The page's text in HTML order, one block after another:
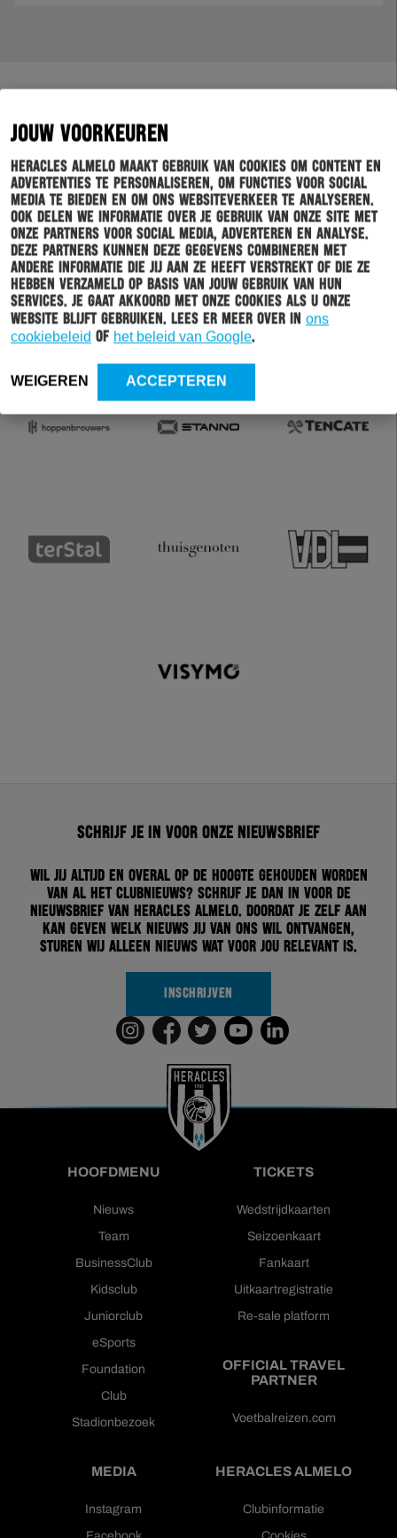
JOUW VOORKEUREN
Heracles Almelo maakt gebruik van cookies om content en
advertenties te personaliseren, om functies voor social
media te bieden en om ons websiteverkeer te analyseren.
Ook delen we informatie over je gebruik van onze site met
onze partners voor social media, adverteren en analyse.
Deze partners kunnen deze gegevens combineren met
andere informatie die jij aan ze heeft verstrekt of die ze
hebben verzameld op basis van jouw gebruik van hun
services. Je gaat akkoord met onze cookies als u onze
website blijft gebruiken. Lees er meer over in ons
cookiebeleid of het beleid van Google.
WEIGEREN ACCEPTEREN
Schrijf je in voor onze nieuwsbrief
Wil jij altijd en overal op de hoogte gehouden worden
van al het clubnieuws? Schrijf je dan in voor de
nieuwsbrief van Heracles Almelo. Doordat je zelf aan
kan geven welk nieuws jij van ons wil ontvangen,
sturen wij alleen nieuws wat voor jou relevant is.
INSCHRIJVEN
HOOFDMENU
Nieuws
Team
BusinessClub
Kidsclub
Juniorclub
eSports
Foundation
Club
Stadionbezoek
TICKETS
Wedstrijdkaarten
Seizoenkaart
Fankaart
Uitkaartregistratie
Re-sale platform
OFFICIAL TRAVEL
PARTNER
Voetbalreizen.com
MEDIA
Instagram
HERACLES ALMELO
Clubinformatie